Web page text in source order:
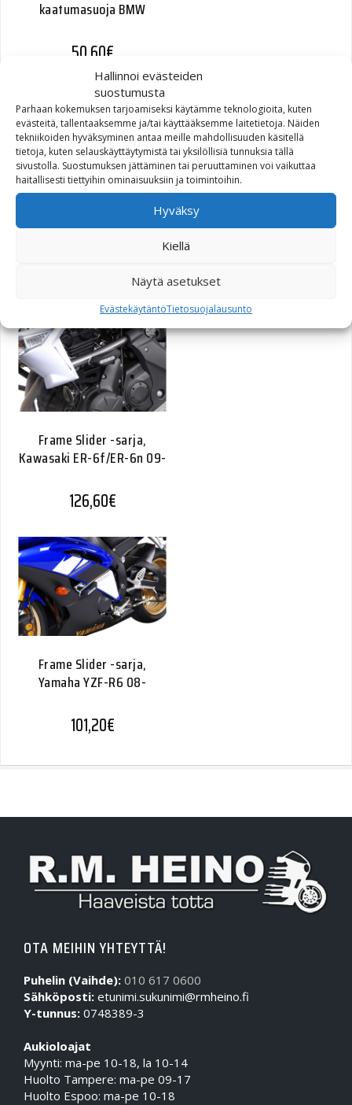
Hallinnoi evästeiden
suostumusta
Parhaan kokemuksen tarjoamiseksi käytämme teknologioita, kuten
evästeitä, tallentaaksemme ja/tai käyttääksemme laitetietoja. Näiden
tekniikoiden hyväksyminen antaa meille mahdollisuuden käsitellä
tietoja, kuten selauskäyttäytymistä tai yksilöllisiä tunnuksia tällä
sivustolla. Suostumuksen jättäminen tai peruuttaminen voi vaikuttaa
haitallisesti tiettyihin ominaisuuksiin ja toimintoihin.
Hyväksy
Kiellä
Näytä asetukset
EvästekäytäntöTietosuojalausunto
kaatumasuoja BMW
50,60€
Kawasaki Z750 07-
Frame Slider -sarja,
Kawasaki ER-6f/ER-6n 09-
126,60€
Frame Slider -sarja,
Yamaha YZF-R6 08-
101,20€
OTA MEIHIN YHTEYTTÄ!
Puhelin (Vaihde): 010 617 0600
Sähköposti: etunimi.sukunimi@rmheino.fi
Y-tunnus: 0748389-3
Aukioloajat
Myynti: ma-pe 10-18, la 10-14
Huolto Tampere: ma-pe 09-17
Huolto Espoo: ma-pe 10-18